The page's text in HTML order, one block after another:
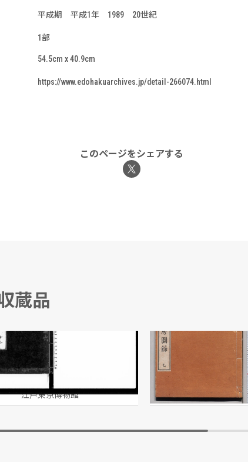
平成期 平成1年 1989 20世紀
1部
54.5cm x 40.9cm
https://www.edohakuarchives.jp/detail-266074.html
このページをシェアする
蔵品
録 十二
江戸東京博物館
小山林堂書画文房
市川三亥/編
江戸東京